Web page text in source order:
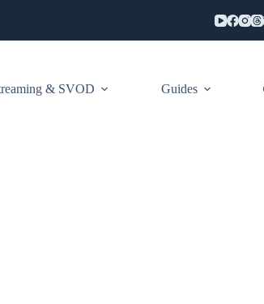
& SVOD Guides